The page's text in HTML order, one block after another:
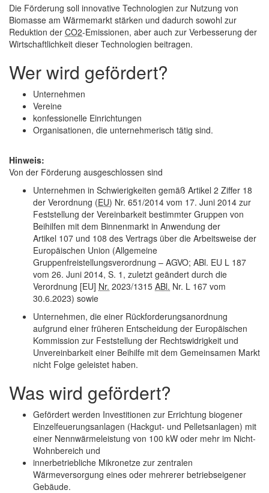
Die Förderung soll innovative Technologien zur Nutzung von
Biomasse am Wärmemarkt stärken und dadurch sowohl zur
Reduktion der CO2-Emissionen, aber auch zur Verbesserung der
Wirtschaftlichkeit dieser Technologien beitragen.
Wer wird gefördert?
Unternehmen
Vereine
konfessionelle Einrichtungen
Organisationen, die unternehmerisch tätig sind.
Hinweis:
Von der Förderung ausgeschlossen sind
Unternehmen in Schwierigkeiten gemäß Artikel 2 Ziffer 18
der Verordnung (EU) Nr. 651/2014 vom 17. Juni 2014 zur
Feststellung der Vereinbarkeit bestimmter Gruppen von
Beihilfen mit dem Binnenmarkt in Anwendung der
Artikel 107 und 108 des Vertrags über die Arbeitsweise der
Europäischen Union (Allgemeine
Gruppenfreistellungsverordnung – AGVO; ABl. EU L 187
vom 26. Juni 2014, S. 1, zuletzt geändert durch die
Verordnung [EU] Nr. 2023/1315 ABl. Nr. L 167 vom
30.6.2023) sowie
Unternehmen, die einer Rückforderungsanordnung
aufgrund einer früheren Entscheidung der Europäischen
Kommission zur Feststellung der Rechtswidrigkeit und
Unvereinbarkeit einer Beihilfe mit dem Gemeinsamen Markt
nicht Folge geleistet haben.
Was wird gefördert?
Gefördert werden Investitionen zur Errichtung biogener
Einzelfeuerungsanlagen (Hackgut- und Pelletsanlagen) mit
einer Nennwärmeleistung von 100 kW oder mehr im Nicht-
Wohnbereich und
innerbetriebliche Mikronetze zur zentralen
Wärmeversorgung eines oder mehrerer betriebseigener
Gebäude.